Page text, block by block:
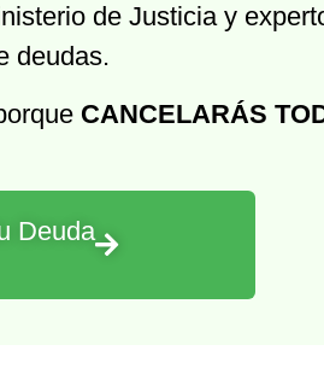
de Justicia y
deudas.
CANCELARÁS
Deuda